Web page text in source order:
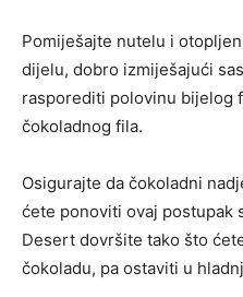
Pomiješajte nutelu i
dijelu, dobro izmiješajući
rasporediti polovinu bijelog
čokoladnog fila.
Osigurajte da čokoladni
ćete ponoviti ovaj postupak
Desert dovršite tako što
čokoladu, pa ostaviti u